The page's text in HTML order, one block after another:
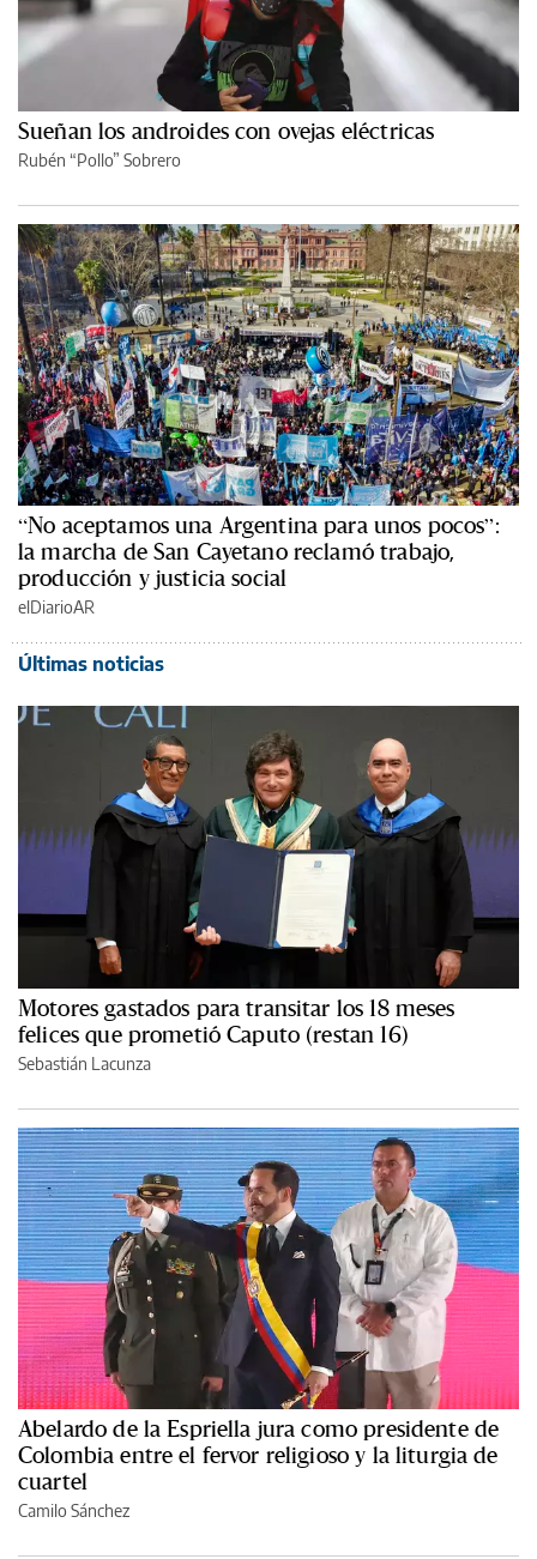
Sueñan los androides con ovejas eléctricas
Rubén “Pollo” Sobrero
“No aceptamos una Argentina para unos pocos”:
la marcha de San Cayetano reclamó trabajo,
producción y justicia social
elDiarioAR
Últimas noticias
Motores gastados para transitar los 18 meses
felices que prometió Caputo (restan 16)
Sebastián Lacunza
Abelardo de la Espriella jura como presidente de
Colombia entre el fervor religioso y la liturgia de
cuartel
Camilo Sánchez